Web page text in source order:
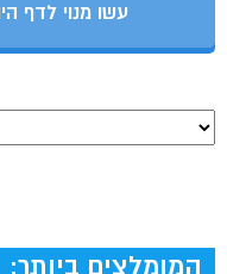
עשו מנוי לדף
המומלצים ביותר: